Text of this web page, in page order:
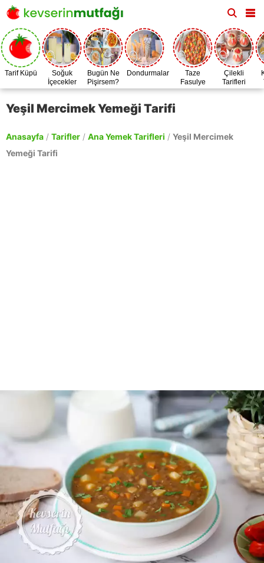
Tarif Küpü
Soğuk
İçecekler
Bugün Ne
Pişirsem?
Dondurmalar
Taze
Fasulye
Zamanı
Çilekli
Tarifleri
Yeşil Mercimek Yemeği Tarifi
Anasayfa / Tarifler / Ana Yemek Tarifleri / Yeşil Mercimek
Yemeği Tarifi